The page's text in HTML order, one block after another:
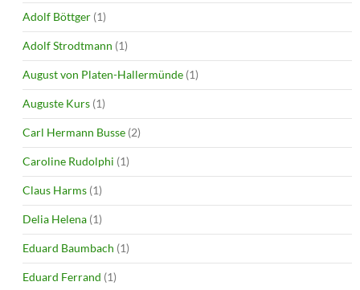
Adolf Böttger (1)
Adolf Strodtmann (1)
August von Platen-Hallermünde (1)
Auguste Kurs (1)
Carl Hermann Busse (2)
Caroline Rudolphi (1)
Claus Harms (1)
Delia Helena (1)
Eduard Baumbach (1)
Eduard Ferrand (1)